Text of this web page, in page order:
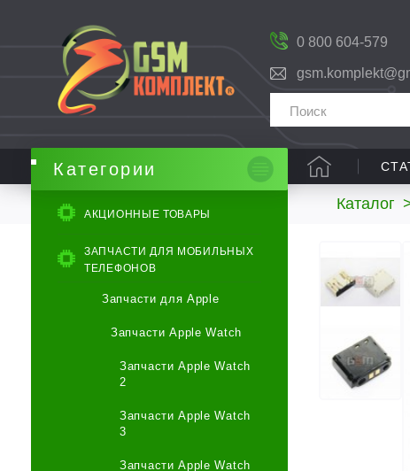
0 800 604-579
Каталог
Категории
АКЦИОННЫЕ ТОВАРЫ
ЗАПЧАСТИ ДЛЯ МОБИЛЬНЫХ
ТЕЛЕФОНОВ
Запчасти для Apple
Запчасти Apple Watch
Запчасти Apple Watch
2
Запчасти Apple Watch
3
Запчасти Apple Watch